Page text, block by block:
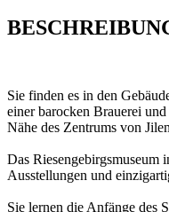
Sie finden es in den
einer barocken Brauerei
Nähe des Zentrums von
Das Riesengebirgsmuseum
Ausstellungen und
Sie lernen die Anfänge des